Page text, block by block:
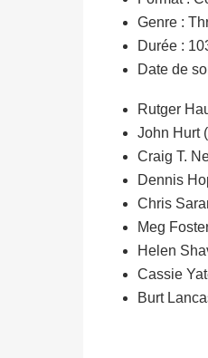
Genre :
Durée :
Date de
Rutger
John Hurt
Craig T.
Dennis
Chris
Meg
Helen
Cassie
Burt